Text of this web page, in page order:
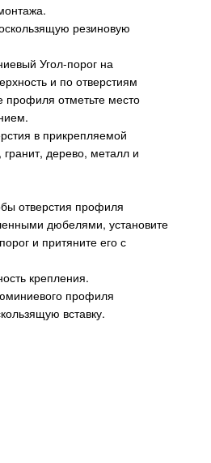
резиновую
Угол-порог на
и по отверстиям
отметьте место
в прикрепляемой
гранит, дерево, металл и
отверстия профиля
дюбелями, установите
и притяните его с
крепления.
профиля
вставку.